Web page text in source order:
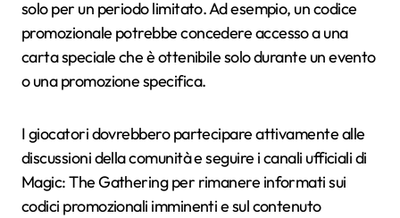
solo per un periodo limitato. Ad esempio, un codice
promozionale potrebbe concedere accesso a una
carta speciale che è ottenibile solo durante un evento
o una promozione specifica.
I giocatori dovrebbero partecipare attivamente alle
discussioni della comunità e seguire i canali ufficiali di
Magic: The Gathering per rimanere informati sui
codici promozionali imminenti e sul contenuto